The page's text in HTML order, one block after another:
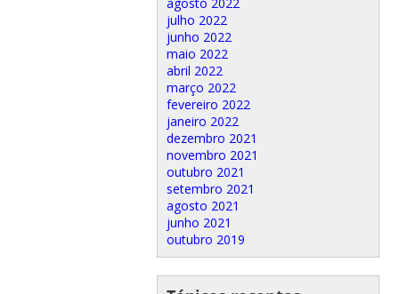
julho 2022
junho 2022
maio 2022
abril 2022
março 2022
fevereiro 2022
janeiro 2022
dezembro 2021
novembro 2021
outubro 2021
setembro 2021
agosto 2021
junho 2021
outubro 2019